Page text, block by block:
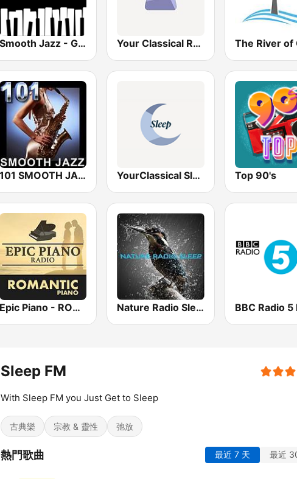
Smooth Jazz - Groov Your Classical Relax The River of
101 SMOOTH JAZZ YourClassical Sleep Top 90's
Epic Piano - ROMANTIC PIANO Nature Radio Sleep BBC Radio 5
Sleep FM
With Sleep FM you Just Get to Sleep
古典樂 宗教 & 靈性 弛放
熱門歌曲 最近 7 天 最近